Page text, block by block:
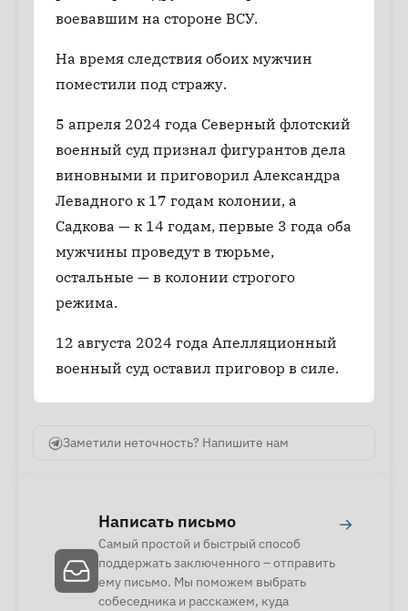
воевавшим на стороне ВСУ.
На время следствия обоих мужчин
поместили под стражу.
5 апреля 2024 года Северный флотский
военный суд признал фигурантов дела
виновными и приговорил Александра
Левадного к 17 годам колонии, а
Садкова — к 14 годам, первые 3 года оба
мужчины проведут в тюрьме,
остальные — в колонии строгого
режима.
12 августа 2024 года Апелляционный
военный суд оставил приговор в силе.
Заметили неточность? Напишите нам
Написать письмо
Самый простой и быстрый способ
поддержать заключенного – отправить
ему письмо. Мы поможем выбрать
собеседника и расскажем, куда
→